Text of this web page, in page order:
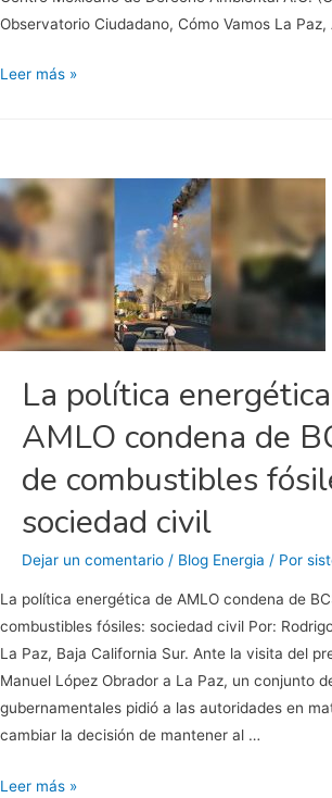
Observatorio Ciudadano, Cómo Vamos La Paz,
Política
a
Baja
California
a
depender
de
combustibles
fósiles
seguir
respirando
aire
contaminado
Leer más »
La política
AMLO condena de
de combustibles
sociedad civil
Dejar un comentario / Blog Energia / Por
La política energética de AMLO condena de
combustibles fósiles: sociedad civil Por:
La Paz, Baja California Sur. Ante la visita del
Manuel López Obrador a La Paz, un conjunto
gubernamentales pidió a las autoridades en
cambiar la decisión de mantener al …
La
Leer más »